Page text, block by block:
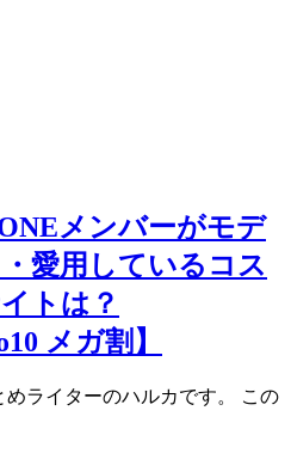
メンバーがモデ
愛用しているコス
トは？
メガ割】
めライターのハルカです。 この